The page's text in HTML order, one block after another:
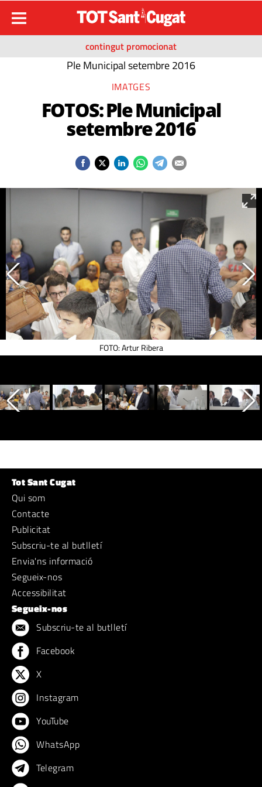
contingut promocionat
Ple Municipal setembre 2016
IMATGES
FOTOS: Ple Municipal
setembre 2016
FOTO: Artur Ribera
Tot Sant Cugat
Qui som
Contacte
Publicitat
Subscriu-te al butlletí
Envia'ns informació
Segueix-nos
Accessibilitat
Segueix-nos
Subscriu-te al butlletí
Facebook
X
Instagram
YouTube
WhatsApp
Telegram